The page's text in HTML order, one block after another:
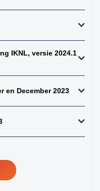
39. alle
perifeer + zintuigen)
42. ruggenmerg totaal
meningen en
45. alle astrocytomen
46. alle meningeomen
IKNL, versie 2024.1
en December 2023